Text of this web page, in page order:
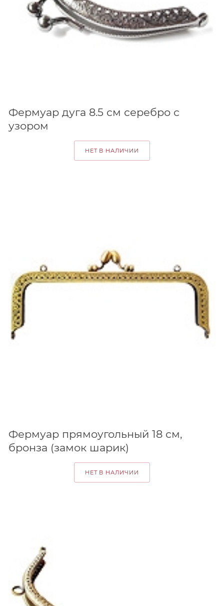
Фермуар дуга 8.5 см серебро с
узором
НЕТ В НАЛИЧИИ
Фермуар прямоугольный 18 см,
бронза (замок шарик)
НЕТ В НАЛИЧИИ